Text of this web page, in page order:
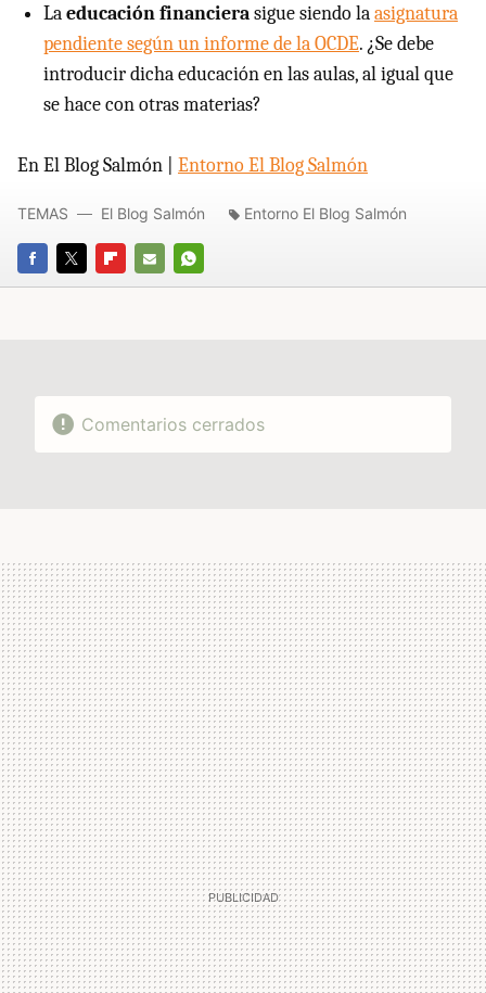
Laeducación financierasigue siendo laasignatura
pendiente según un informe de la OCDE. ¿Se debe
introducir dicha educación en las aulas, al igual que
se hace con otras materias?
En El Blog Salmón | Entorno El Blog Salmón
FACEBOOK
TWITTERFLIPBOARD
E-
WHATSAPP
TEMAS El Blog Salmón Entorno El Blog Salmón
Comentarios cerrados